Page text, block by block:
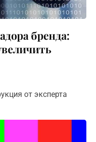
бренда:
инструкция от эксперта